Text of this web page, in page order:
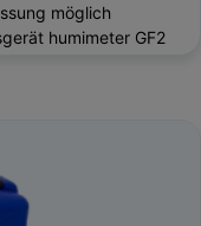
möglich
humimeter GF2